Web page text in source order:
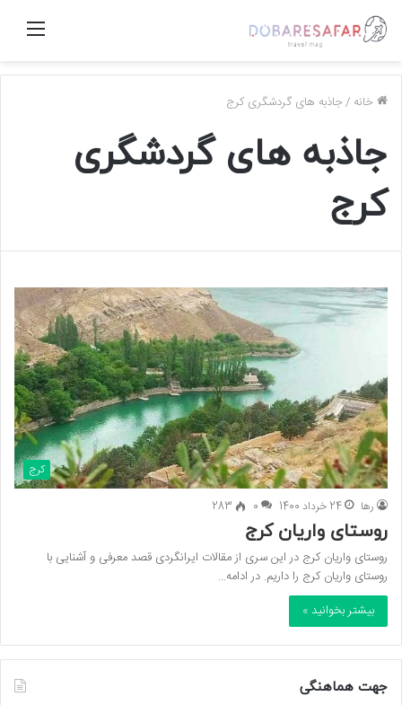
منو
خانه /جاذبه های گردشگری کرج
جاذبه های گردشگری
کرج
کرج
رها 24 خرداد 1400 0
283
روستای واریان کرج
روستای واریان کرج در این سری از مقالات ایرانگردی قصد معرفی و آشنایی با
روستای واریان کرج را داریم. در ادامه…
بیشتر بخوانید »
جهت هماهنگی